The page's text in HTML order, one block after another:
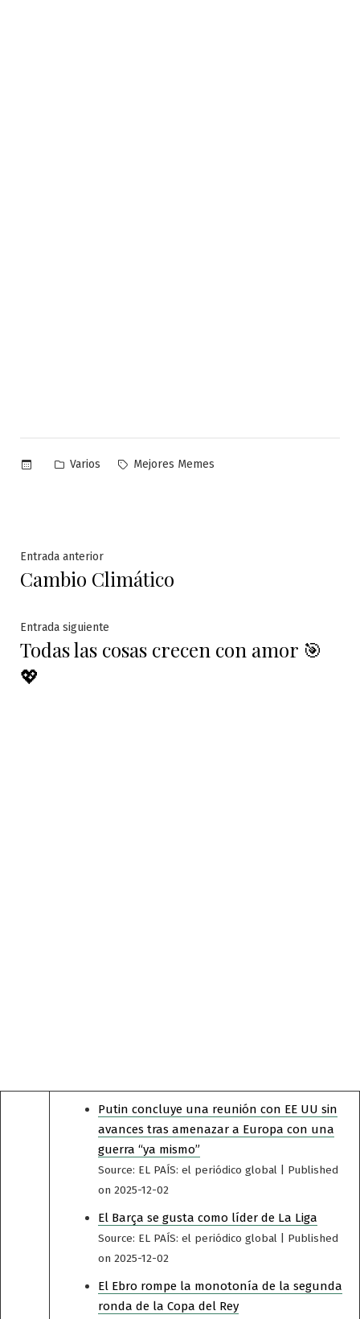
Publicado
Varios Etiquetas:
Mejores Memes
Navegación
de
entradas
Entrada anteriorEntrada
anterior:
Cambio Climático
Entrada siguiente
siguiente:
Todas las cosas crecen con amor 🎯
💖
Putin concluye una reunión con EE UU sin
avances tras amenazar a Europa con una
guerra “ya mismo”
Source: EL PAÍS: el periódico global
Published
on 2025-12-02
El Barça se gusta como líder de La Liga
Source: EL PAÍS: el periódico global
Published
on 2025-12-02
El Ebro rompe la monotonía de la segunda
ronda de la Copa del Rey